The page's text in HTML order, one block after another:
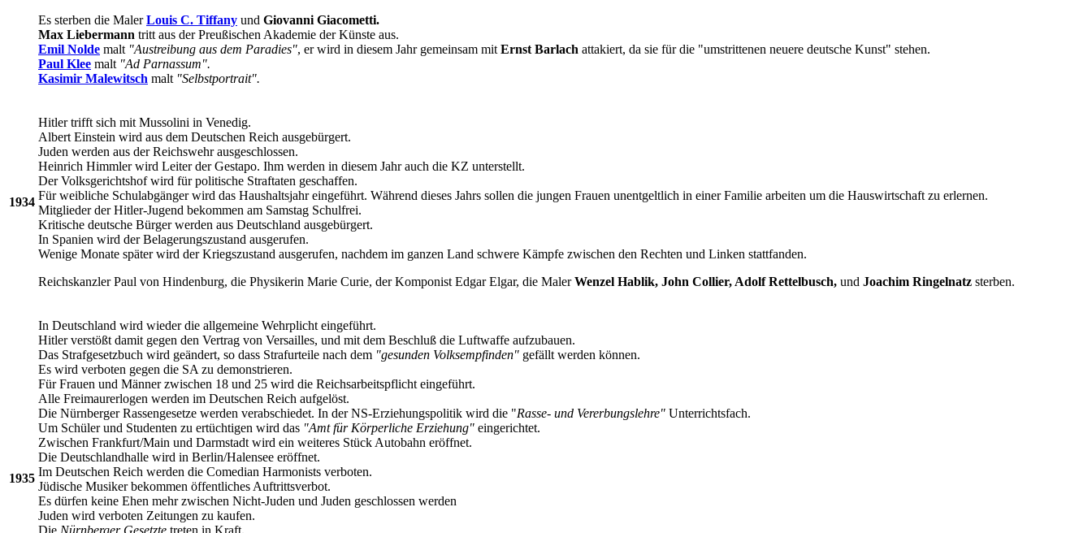
Es sterben die MalerLouis C. Tiffany und Giovanni Giacometti.
Max Liebermann tritt aus der Preußischen Akademie der Künste aus.
Emil Nolde malt "Austreibung aus dem Paradies", er wird in diesem Jahr gemeinsam mit Ernst Barlach attakiert, da sie für die "umstrittenen neuere deutsche Kunst" stehen.
Paul Klee malt "Ad Parnassum".
Kasimir Malewitsch malt "Selbstportrait".
1934
Hitler trifft sich mit Mussolini in Venedig.
Albert Einstein wird aus dem Deutschen Reich ausgebürgert.
Juden werden aus der Reichswehr ausgeschlossen.
Heinrich Himmler wird Leiter der Gestapo. Ihm werden in diesem Jahr auch die KZ unterstellt.
Der Volksgerichtshof wird für politische Straftaten geschaffen.
Für weibliche Schulabgänger wird das Haushaltsjahr eingeführt. Während dieses Jahrs sollen die jungen Frauen unentgeltlich in einer Familie arbeiten um die Hauswirtschaft zu erlernen.
Mitglieder der Hitler-Jugend bekommen am Samstag Schulfrei.
Kritische deutsche Bürger werden aus Deutschland ausgebürgert.
In Spanien wird der Belagerungszustand ausgerufen.
Wenige Monate später wird der Kriegszustand ausgerufen, nachdem im ganzen Land schwere Kämpfe zwischen den Rechten und Linken stattfanden.
Reichskanzler Paul von Hindenburg, die Physikerin Marie Curie, der Komponist Edgar Elgar, die MalerWenzel Hablik, John Collier, Adolf Rettelbusch, und Joachim Ringelnatz sterben.
1935
In Deutschland wird wieder die allgemeine Wehrplicht eingeführt.
Hitler verstößt damit gegen den Vertrag von Versailles, und mit dem Beschluß die Luftwaffe aufzubauen.
Das Strafgesetzbuch wird geändert, so dass Strafurteile nach dem "gesunden Volksempfinden" gefällt werden können.
Es wird verboten gegen die SA zu demonstrieren.
Für Frauen und Männer zwischen 18 und 25 wird die Reichsarbeitspflicht eingeführt.
Alle Freimaurerlogen werden im Deutschen Reich aufgelöst.
Die Nürnberger Rassengesetze werden verabschiedet. In der NS-Erziehungspolitik wird die "Rasse- und Vererbungslehre" Unterrichtsfach.
Um Schüler und Studenten zu ertüchtigen wird das "Amt für Körperliche Erziehung" eingerichtet.
Zwischen Frankfurt/Main und Darmstadt wird ein weiteres Stück Autobahn eröffnet.
Die Deutschlandhalle wird in Berlin/Halensee eröffnet.
Im Deutschen Reich werden die Comedian Harmonists verboten.
Jüdische Musiker bekommen öffentliches Auftrittsverbot.
Es dürfen keine Ehen mehr zwischen Nicht-Juden und Juden geschlossen werden
Juden wird verboten Zeitungen zu kaufen.
Die Nürnberger Gesetzte treten in Kraft.